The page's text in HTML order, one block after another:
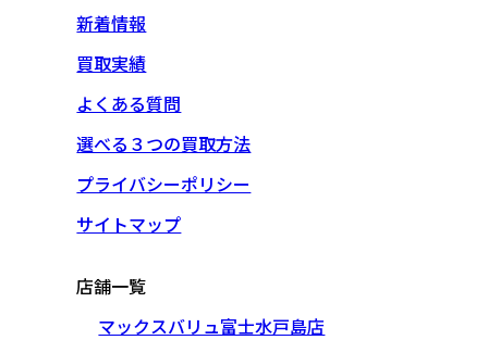
新着情報
買取実績
よくある質問
選べる３つの買取方法
プライバシーポリシー
サイトマップ
店舗一覧
マックスバリュ富士水戸島店